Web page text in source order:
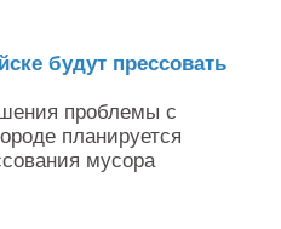
будут прессовать
проблемы с
планируется
мусора